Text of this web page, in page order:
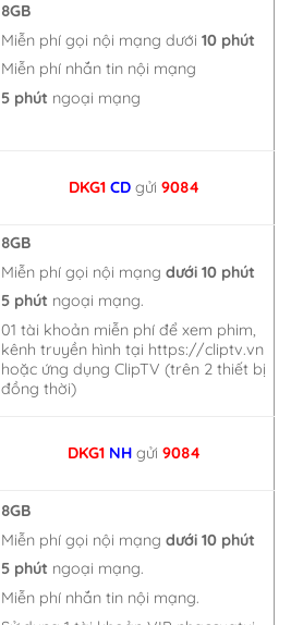
8GB
Miễn phí gọi nội mạng dưới 10 phút
Miễn phí nhắn tin nội mạng
5 phút ngoại mạng
DKG1 CD gửi 9084
8GB
Miễn phí gọi nội mạng dưới 10 phút
5 phút ngoại mạng.
01 tài khoản miễn phí để xem phim,
kênh truyền hình tại https://cliptv.vn
hoặc ứng dụng ClipTV (trên 2 thiết bị
đồng thời)
DKG1 NH gửi 9084
8GB
Miễn phí gọi nội mạng dưới 10 phút
5 phút ngoại mạng.
Miễn phí nhắn tin nội mạng.